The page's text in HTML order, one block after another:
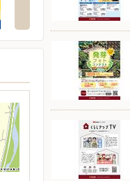
ャンペーン期間中に…